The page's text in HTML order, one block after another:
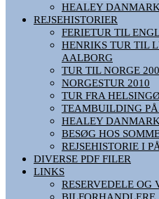
HEALEY
REJSEHISTORIER
FERIETUR TIL
HENRIKS TUR TIL
AALBORG
TUR TIL NORGE
NORGESTUR 2010
TUR FRA
TEAMBUILDING PÅ
HEALEY
BESØG HOS
REJSEHISTORIE I
DIVERSE PDF FILER
LINKS
RESERVEDELE OG
BILFORHANDLERE